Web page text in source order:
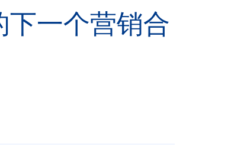
一个营销合